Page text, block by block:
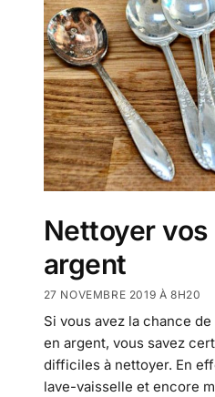
Nettoyer
argent
27 NOVEMBRE 2019 À 8H20
Si vous avez la chance
en argent, vous savez
difficiles à nettoyer. En
lave-vaisselle et encore